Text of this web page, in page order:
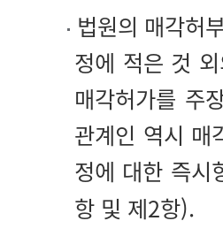
법원의 매각허
정에 적은 것
매각허가를 주
관계인 역시 매
정에 대한 즉시
항 및 제2항).